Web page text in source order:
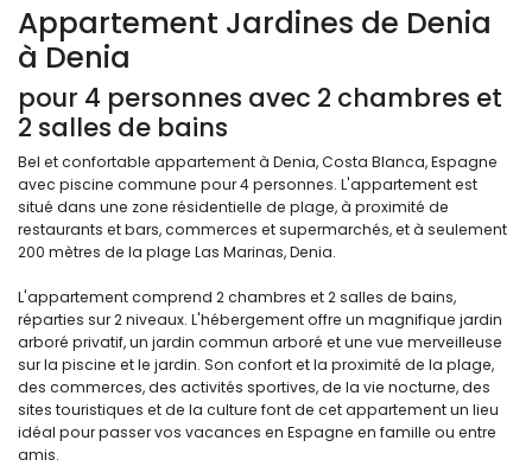
Appartement Jardines de Denia
à Denia
pour 4 personnes avec 2 chambres et
2 salles de bains
Bel et confortable appartement à Denia, Costa Blanca, Espagne
avec piscine commune pour 4 personnes. L'appartement est
situé dans une zone résidentielle de plage, à proximité de
restaurants et bars, commerces et supermarchés, et à seulement
200 mètres de la plage Las Marinas, Denia.
L'appartement comprend 2 chambres et 2 salles de bains,
réparties sur 2 niveaux. L'hébergement offre un magnifique jardin
arboré privatif, un jardin commun arboré et une vue merveilleuse
sur la piscine et le jardin. Son confort et la proximité de la plage,
des commerces, des activités sportives, de la vie nocturne, des
sites touristiques et de la culture font de cet appartement un lieu
idéal pour passer vos vacances en Espagne en famille ou entre
amis.